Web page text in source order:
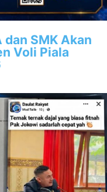
SMK Akan
Voli Piala